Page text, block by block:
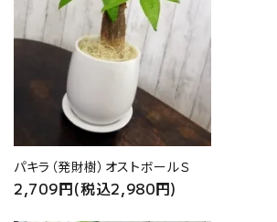
パキラ（発財樹）オストボールＳ
2,709円(税込2,980円)